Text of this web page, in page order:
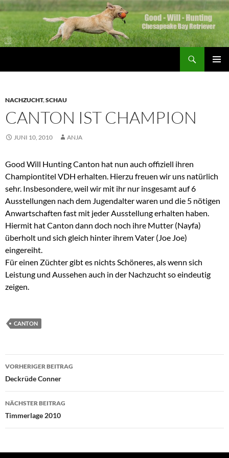
Zum
springen
NACHZUCHT,SCHAU
CANTON IST CHAMPION
JUNI 10, 2010 ANJA
Good Will Hunting Canton hat nun auch offiziell ihren
Championtitel VDH erhalten. Hierzu freuen wir uns natürlich
sehr. Insbesondere, weil wir mit ihr nur insgesamt auf 6
Ausstellungen nach dem Jugendalter waren und die 5 nötigen
Anwartschaften fast mit jeder Ausstellung erhalten haben.
Hiermit hat Canton dann doch noch ihre Mutter (Nayfa)
überholt und sich gleich hinter ihrem Vater (Joe Joe)
eingereiht.
Für einen Züchter gibt es nichts Schöneres, als wenn sich
Leistung und Aussehen auch in der Nachzucht so eindeutig
zeigen.
CANTON
Beitragsnavigation
VORHERIGER BEITRAG
Deckrüde Conner
NÄCHSTER BEITRAG
Timmerlage 2010